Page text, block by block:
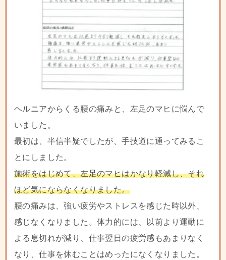
ヘルニアからくる腰の痛みと、左足のマヒに悩んで
いました。
最初は、半信半疑でしたが、手技道に通ってみるこ
とにしました。
施術をはじめて、左足のマヒはかなり軽減し、それ
ほど気にならなくなりました。
腰の痛みは、強い疲労やストレスを感じた時以外、
感じなくなりました。体力的には、以前より運動に
よる息切れが減り、仕事翌日の疲労感もあまりなく
なり、仕事を休むことはめったになくなりました。